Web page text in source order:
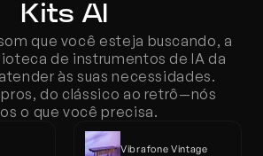
Kits AI
que você esteja buscando, a
de instrumentos de IA da
às suas necessidades.
do clássico ao retrô—nós
o que você precisa.
Vibrafone Vintage